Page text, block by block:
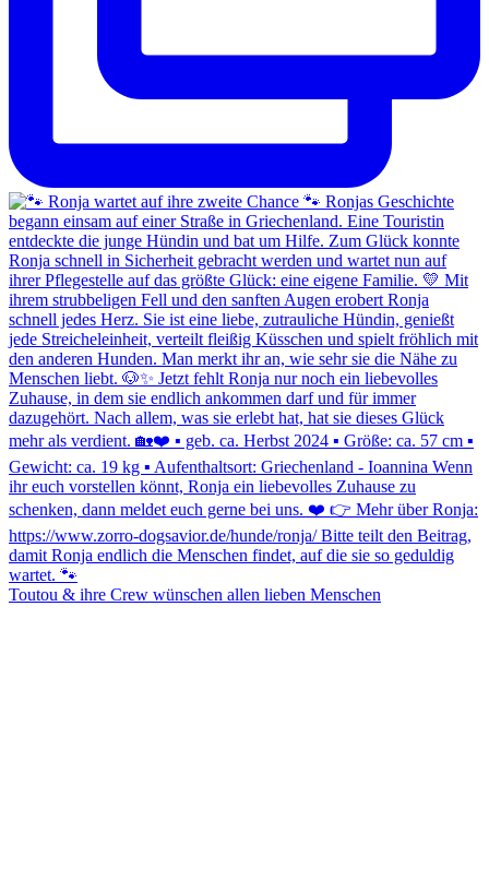
Toutou & ihre Crew wünschen allen lieben Menschen